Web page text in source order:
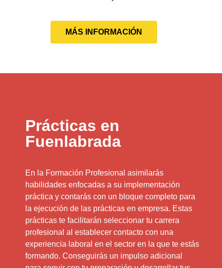
MÁS INFORMACIÓN
Prácticas en
Fuenlabrada
En la Formación Profesional asimilarás
habilidades enfocadas a su implementación
práctica y contarás con un bloque completo para
la ejecución de las prácticas en empresa. Estas
prácticas te facilitarán seleccionar tu carrera
profesional al establecer contacto con una
experiencia laboral en el sector en la que te estás
formando. Conseguirás un impulso adicional